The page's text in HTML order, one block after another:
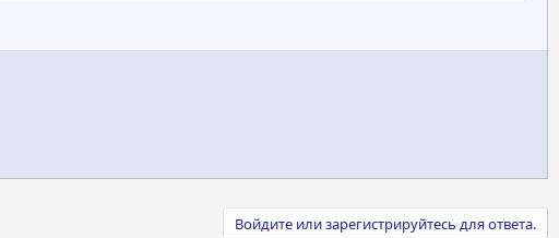
Войдите или зарегистрируйтесь для ответа.